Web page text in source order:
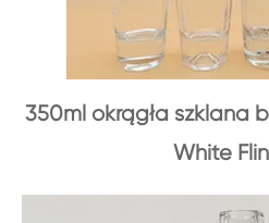
350ml okrągła szklana
White